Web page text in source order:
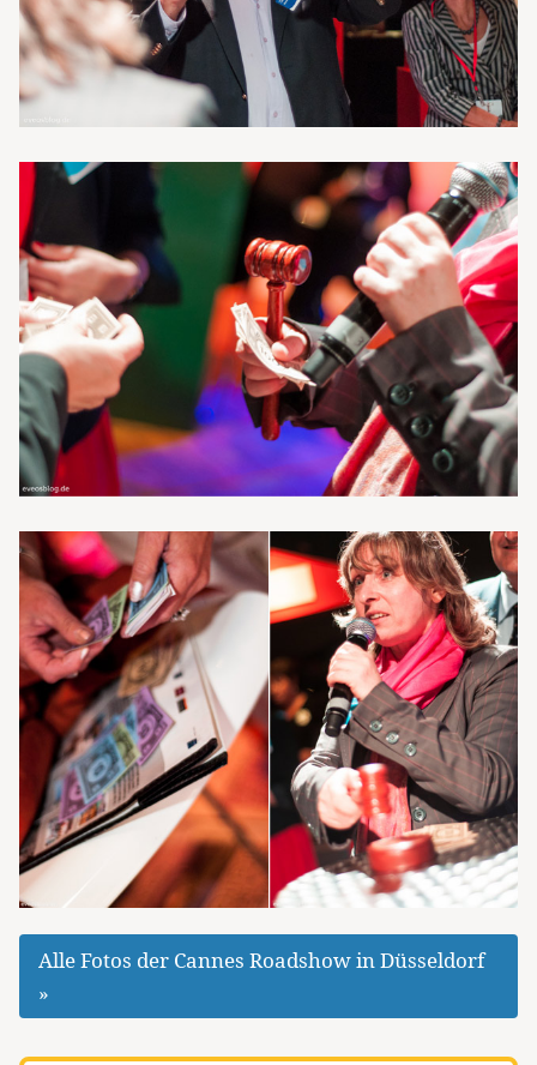
Alle Fotos der Cannes Roadshow in Düsseldorf
»